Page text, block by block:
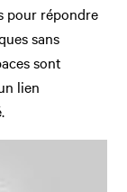
pour répondre
sans
sont
lien